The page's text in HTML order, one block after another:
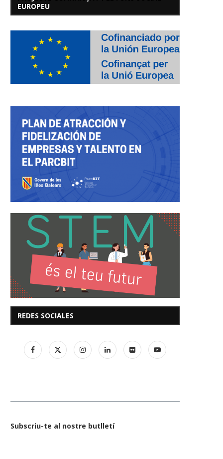
EUROPEU
REDES SOCIALES
Subscriu-te al nostre butlletí